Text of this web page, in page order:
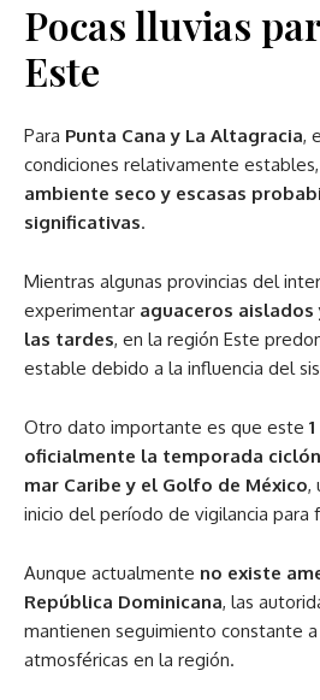
Pocas lluvias
Este
Para Punta Cana y La Altagracia,
condiciones relativamente
ambiente seco y escasas
significativas.
Mientras algunas provincias del
experimentar aguaceros
las tardes, en la región Este
estable debido a la influencia del
Otro dato importante es que este
oficialmente la temporada
mar Caribe y el Golfo de México,
inicio del período de vigilancia para
Aunque actualmente no existe
República Dominicana, las
mantienen seguimiento constante
atmosféricas en la región.